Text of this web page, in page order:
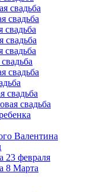
свадьба
свадьба
свадьба
свадьба
свадьба
свадьба
свадьба
Валентина
23 февраля
8 Марта